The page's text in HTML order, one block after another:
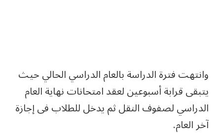
وانتهت فترة الدراسة بالعام الدراسي الحالي حيث
يتبقى قرابة أسبوعين لعقد امتحانات نهاية العام
الدراسي لصفوف النقل ثم يدخل للطلاب فى إجازة
آخر العام.